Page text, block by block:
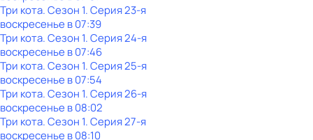
Три кота. Сезон 1. Серия 23-я
воскресенье в07:39
Три кота. Сезон 1. Серия 24-я
воскресенье в07:46
Три кота. Сезон 1. Серия 25-я
воскресенье в07:54
Три кота. Сезон 1. Серия 26-я
воскресенье в08:02
Три кота. Сезон 1. Серия 27-я
воскресенье в08:10